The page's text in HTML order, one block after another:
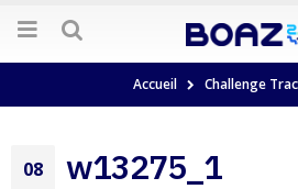
Accueil Challenge
08 w13275_1